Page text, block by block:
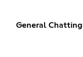
General Chatting